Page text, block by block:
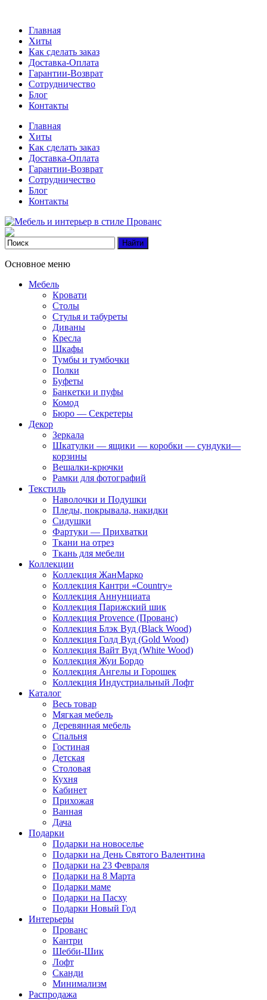
Главная
Хиты
Как сделать заказ
Доставка-Оплата
Гарантии-Возврат
Сотрудничество
Блог
Контакты
Главная
Хиты
Как сделать заказ
Доставка-Оплата
Гарантии-Возврат
Сотрудничество
Блог
Контакты
Основное меню
Мебель
Кровати
Столы
Стулья и табуреты
Диваны
Кресла
Шкафы
Тумбы и тумбочки
Полки
Буфеты
Банкетки и пуфы
Комод
Бюро — Секретеры
Декор
Зеркала
Шкатулки — ящики — коробки — сундуки—
корзины
Вешалки-крючки
Рамки для фотографий
Текстиль
Наволочки и Подушки
Пледы, покрывала, накидки
Сидушки
Фартуки — Прихватки
Ткани на отрез
Ткань для мебели
Коллекции
Коллекция ЖанМарко
Коллекция Кантри «Country»
Коллекция Аннунциата
Коллекция Парижский шик
Коллекция Provence (Прованс)
Коллекция Блэк Вуд (Black Wood)
Коллекция Голд Вуд (Gold Wood)
Коллекция Вайт Вуд (White Wood)
Коллекция Жуи Бордо
Коллекция Ангелы и Горошек
Коллекция Индустриальный Лофт
Каталог
Весь товар
Мягкая мебель
Деревянная мебель
Спальня
Гостиная
Детская
Столовая
Кухня
Кабинет
Прихожая
Ванная
Дача
Подарки
Подарки на новоселье
Подарки на День Святого Валентина
Подарки на 23 Февраля
Подарки на 8 Марта
Подарки маме
Подарки на Пасху
Подарки Новый Год
Интерьеры
Прованс
Кантри
Шебби-Шик
Лофт
Сканди
Минимализм
Распродажа